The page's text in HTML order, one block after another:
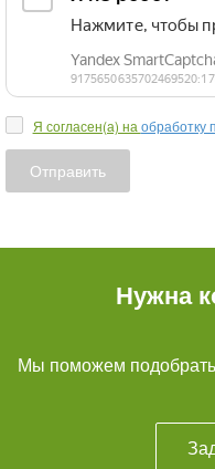
Я согласен(а) на обработку
Отправить
Нужна
Мы поможем